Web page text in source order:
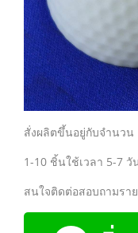
สั่งผลิตขึ้นอยู่กับจำนวน
1-10 ชิ้นใช้เวลา 5-7
สนใจติดต่อสอบถามรา